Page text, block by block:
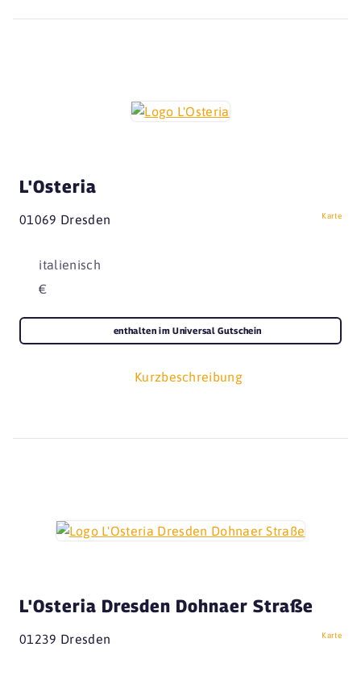
L'Osteria
01069 Dresden Karte
italienisch
€
Kurzbeschreibung
enthalten im Universal Gutschein
L'Osteria Dresden Dohnaer Straße
01239 Dresden Karte